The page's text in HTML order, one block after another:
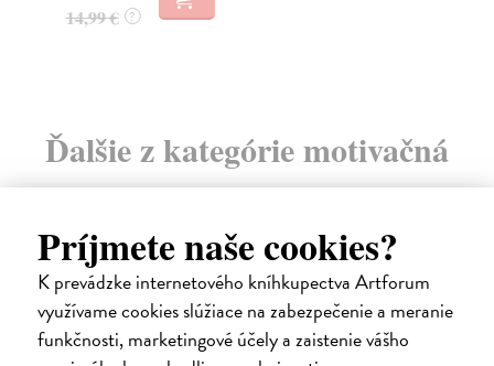
Príjmete naše cookies?
K prevádzke internetového kníhkupectva Artforum
využívame cookies slúžiace na zabezpečenie a meranie
funkčnosti, marketingové účely a zaistenie vášho
14,99 € ?
Ďalšie z kategórie motivačná
literatúra